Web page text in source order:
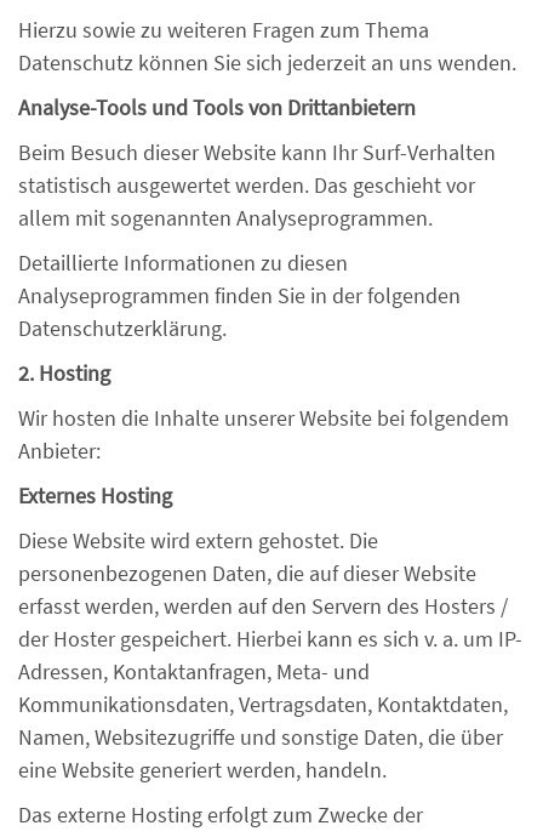
Hierzu sowie zu weiteren Fragen zum Thema
Datenschutz können Sie sich jederzeit an uns wenden.
Analyse-Tools und Tools von Dritt­anbietern
Beim Besuch dieser Website kann Ihr Surf-Verhalten
statistisch ausgewertet werden. Das geschieht vor
allem mit sogenannten Analyseprogrammen.
Detaillierte Informationen zu diesen
Analyseprogrammen finden Sie in der folgenden
Datenschutzerklärung.
2. Hosting
Wir hosten die Inhalte unserer Website bei folgendem
Anbieter:
Externes Hosting
Diese Website wird extern gehostet. Die
personenbezogenen Daten, die auf dieser Website
erfasst werden, werden auf den Servern des Hosters /
der Hoster gespeichert. Hierbei kann es sich v. a. um IP-
Adressen, Kontaktanfragen, Meta- und
Kommunikationsdaten, Vertragsdaten, Kontaktdaten,
Namen, Websitezugriffe und sonstige Daten, die über
eine Website generiert werden, handeln.
Das externe Hosting erfolgt zum Zwecke der